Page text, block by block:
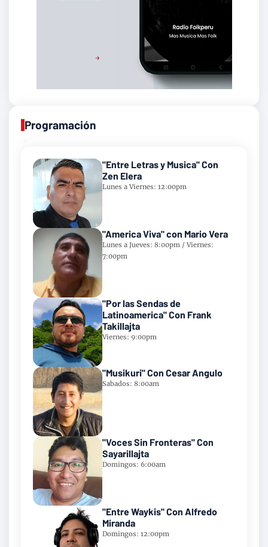
Programación
"Entre Letras y Musica" Con
Zen Elera
Lunes a Viernes: 12:00pm
"America Viva" con Mario Vera
Lunes a Jueves: 8:00pm / Viernes:
7:00pm
"Por las Sendas de
Latinoamerica" Con Frank
Takillajta
Viernes: 9:00pm
"Musikuri" Con Cesar Angulo
Sabados: 8:00am
"Voces Sin Fronteras" Con
Sayarillajta
Domingos: 6:00am
"Entre Waykis" Con Alfredo
Miranda
Domingos: 12:00pm